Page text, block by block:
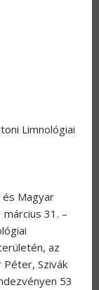
Limnológiai
és Magyar
31. –
az
Szivák
53